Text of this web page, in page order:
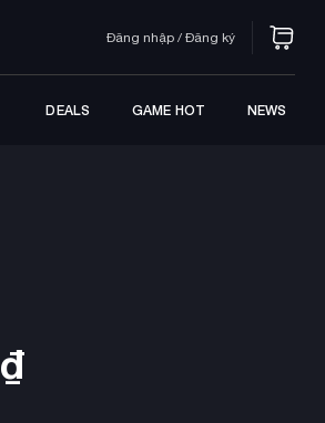
Đăng nhập / Đăng ký
DEALS GAME HOT NEWS
₫